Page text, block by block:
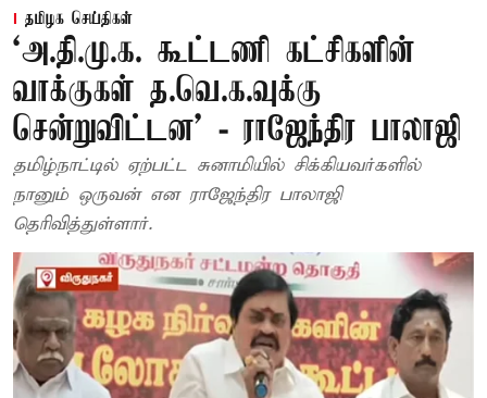
தமிழக செய்திகள்
‘அ.தி.மு.க. கூட்டணி கட்சிகளின்
வாக்குகள் த.வெ.க.வுக்கு
சென்றுவிட்டன’ - ராஜேந்திர பாலாஜி
தமிழ்நாட்டில் ஏற்பட்ட சுனாமியில் சிக்கியவர்களில்
நானும் ஒருவன் என ராஜேந்திர பாலாஜி
தெரிவித்துள்ளார்.